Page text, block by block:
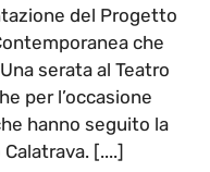
del Progetto
che
serata al Teatro
per l’occasione
hanno seguito la
[....]